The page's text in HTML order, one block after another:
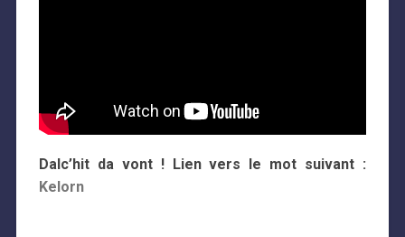
Dalc’hit da vont ! Lien vers le mot suivant :
Kelorn